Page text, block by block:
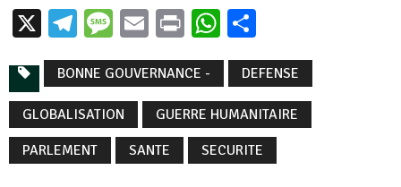
X Telegram
Message
EmailPrintWhatsApp
BONNE GOUVERNANCE - DEFENSE
GLOBALISATION
GUERRE HUMANITAIRE
PARLEMENT
SANTE SECURITE